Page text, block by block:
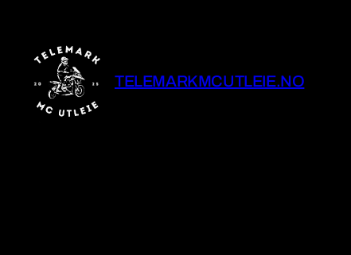
TELEMARKMCUTLEIE.NO